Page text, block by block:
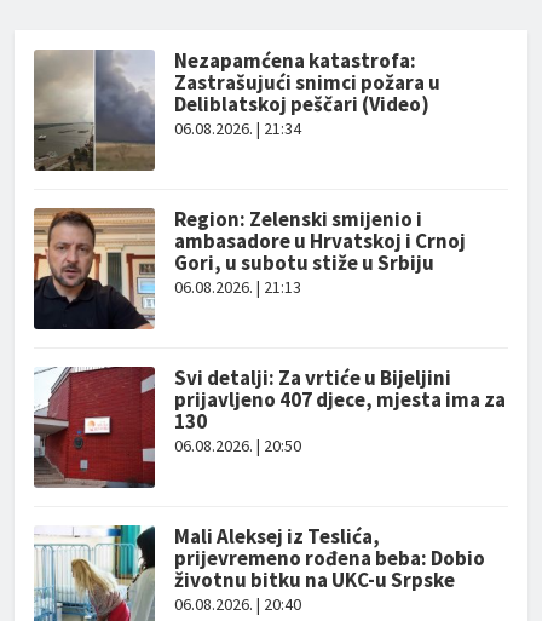
Nezapamćena katastrofa:
Zastrašujući snimci požara u
Deliblatskoj peščari (Video)
06.08.2026. | 21:34
Region: Zelenski smijenio i
ambasadore u Hrvatskoj i Crnoj
Gori, u subotu stiže u Srbiju
06.08.2026. | 21:13
Svi detalji: Za vrtiće u Bijeljini
prijavljeno 407 djece, mjesta ima za
130
06.08.2026. | 20:50
Mali Aleksej iz Teslića,
prijevremeno rođena beba: Dobio
životnu bitku na UKC-u Srpske
06.08.2026. | 20:40